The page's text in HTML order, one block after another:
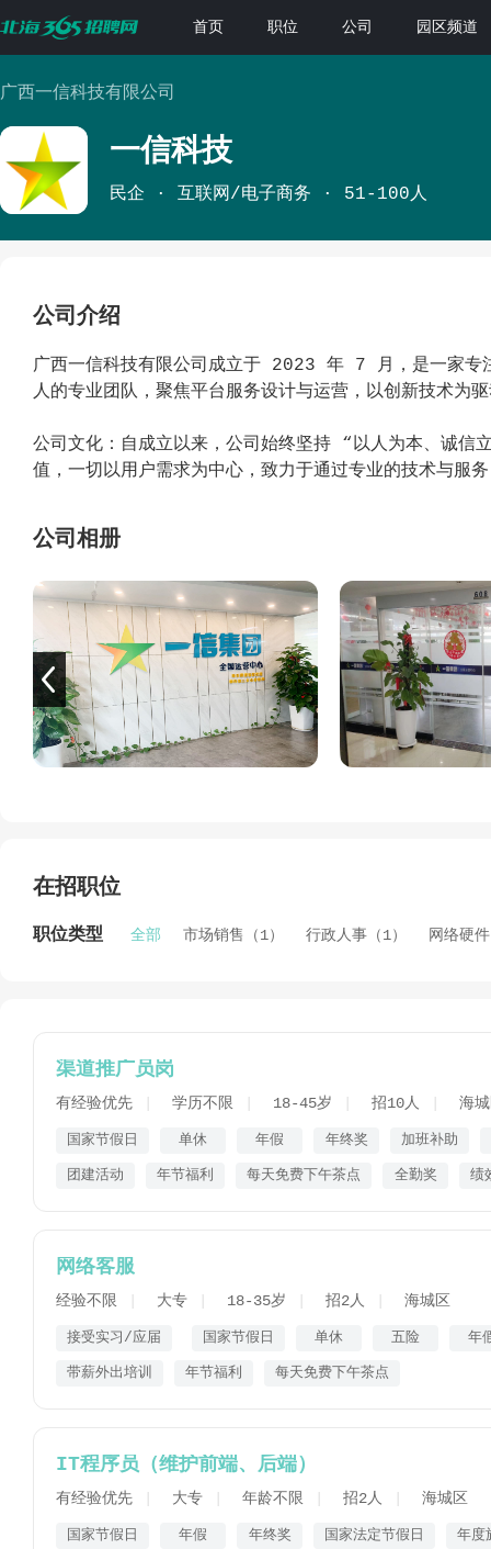
首页 职位 公司 园区频道
广西一信科技有限公司
一信科技
民企 互联网/电子商务 51-100人
公司介绍
广西一信科技有限公司成立于 2023 年 7 月，是一家专
人的专业团队，聚焦平台服务设计与运营，以创新技术为
公司文化：自成立以来，公司始终坚持 “以人为本、诚
值，一切以用户需求为中心，致力于通过专业的技术与服
公司主营业务：公司核心业务涵盖融资咨询服务、网络技
线上产品外包推广服务。同时，公司积极拓展新业务板
的业务生态，为用户提供更全面的数字化服务体验。
公司相册
在招职位
职位类型 全部 市场销售（1） 行政人事（1） 网络硬
渠道推广员岗
有经验优先 学历不限 18-45岁 招10人 海
国家节假日 单休 年假 年终奖 加班补助
团建活动 年节福利 每天免费下午茶点 全勤奖 绩
网络客服
经验不限 大专 18-35岁 招2人 海城区
接受实习/应届 国家节假日 单休 五险 年
带薪外出培训 年节福利 每天免费下午茶点
IT程序员（维护前端、后端）
有经验优先 大专 年龄不限 招2人 海城区
国家节假日 年假 年终奖 国家法定节假日 年度